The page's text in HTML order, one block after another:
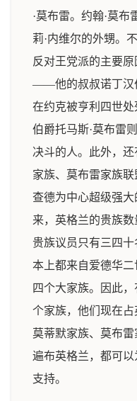
·莫布雷。约翰·莫
莉·内维尔的外甥。
反对王党派的主要
——他的叔叔诺丁汉
在约克被亨利四世
伯爵托马斯·莫布雷
决斗的人。此外，
家族、莫布雷家族
查德为中心超级强
来，英格兰的贵族
贵族议员只有三四
本上都来自爱德华
四个大家族。因此
个家族，他们现在占
莫蒂默家族、莫布
遍布英格兰，都可
支持。